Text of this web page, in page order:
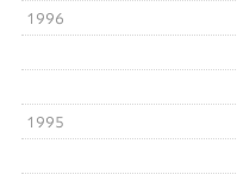
1996
1995